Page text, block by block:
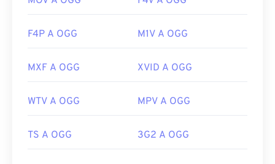
F4P A OGG M1V A OGG
MXF A OGG XVID A OGG
WTV A OGG MPV A OGG
TS A OGG 3G2 A OGG